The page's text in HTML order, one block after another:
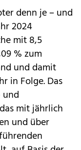
denn je – und
2024
mit 8,5
% zum
und damit
in Folge. Das
und
mit jährlich
und über